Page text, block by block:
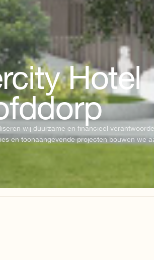
Hotel
wij duurzame en financieel
en toonaangevende projecten bouwen we